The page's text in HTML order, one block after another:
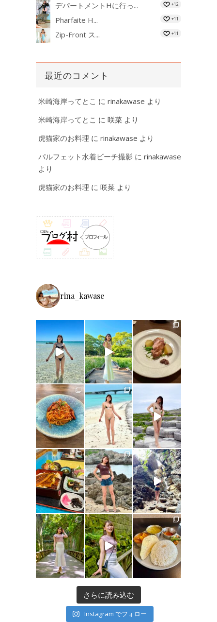
デパートメントHに行っ... +12
Pharfaite H... +11
Zip-Front ス... +11
最近のコメント
米崎海岸ってとこ に rinakawase より
米崎海岸ってとこ に 咲菜 より
虎猫家のお料理 に rinakawase より
パルフェット水着ビーチ撮影 に rinakawase
より
虎猫家のお料理 に 咲菜 より
rina_kawase
さらに読み込む
Instagram でフォロー